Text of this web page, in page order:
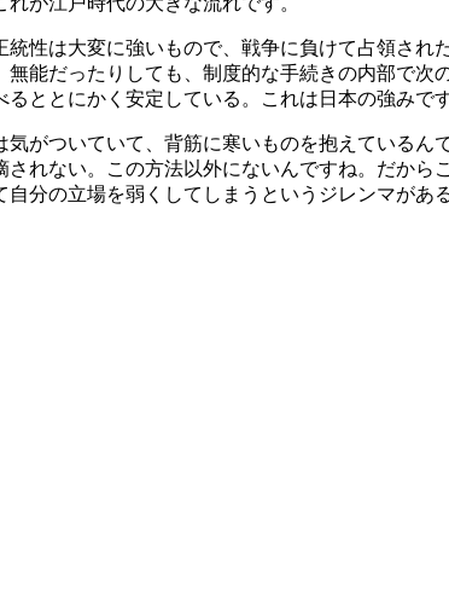
性は大変に強いもので、戦争に負けて占領され
能だったりしても、制度的な手続きの内部で次
ととにかく安定している。これは日本の強みです
がついていて、背筋に寒いものを抱えているん
れない。この方法以外にないんですね。だから
分の立場を弱くしてしまうというジレンマがある